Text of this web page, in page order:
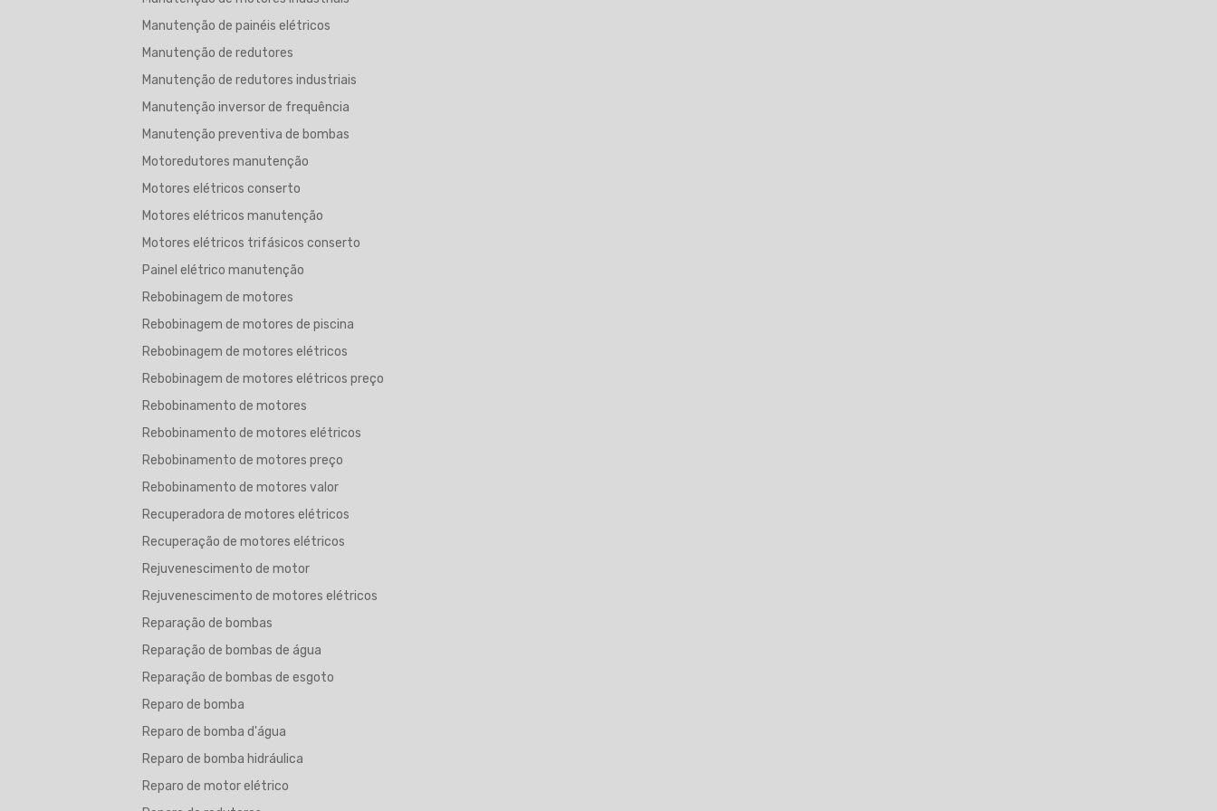
Manutenção de painéis elétricos
Manutenção de redutores
Manutenção de redutores industriais
Manutenção inversor de frequência
Manutenção preventiva de bombas
Motoredutores manutenção
Motores elétricos conserto
Motores elétricos manutenção
Motores elétricos trifásicos conserto
Painel elétrico manutenção
Rebobinagem de motores
Rebobinagem de motores de piscina
Rebobinagem de motores elétricos
Rebobinagem de motores elétricos preço
Rebobinamento de motores
Rebobinamento de motores elétricos
Rebobinamento de motores preço
Rebobinamento de motores valor
Recuperadora de motores elétricos
Recuperação de motores elétricos
Rejuvenescimento de motor
Rejuvenescimento de motores elétricos
Reparação de bombas
Reparação de bombas de água
Reparação de bombas de esgoto
Reparo de bomba
Reparo de bomba d'água
Reparo de bomba hidráulica
Reparo de motor elétrico